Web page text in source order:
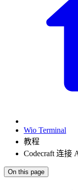
Wio Terminal
教程
Codecraft 连接
On this page